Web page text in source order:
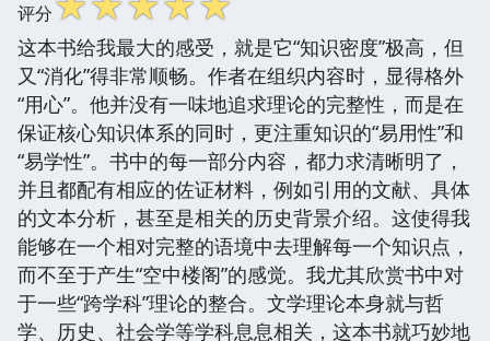
评分
这本书给我最大的感受，就是它“知识密度”极高，但
又“消化”得非常顺畅。作者在组织内容时，显得格外
“用心”。他并没有一味地追求理论的完整性，而是在
保证核心知识体系的同时，更注重知识的“易用性”和
“易学性”。书中的每一部分内容，都力求清晰明了，
并且都配有相应的佐证材料，例如引用的文献、具体
的文本分析，甚至是相关的历史背景介绍。这使得我
能够在一个相对完整的语境中去理解每一个知识点，
而不至于产生“空中楼阁”的感觉。我尤其欣赏书中对
于一些“跨学科”理论的整合。文学理论本身就与哲
学、历史、社会学等学科息息相关，这本书就巧妙地